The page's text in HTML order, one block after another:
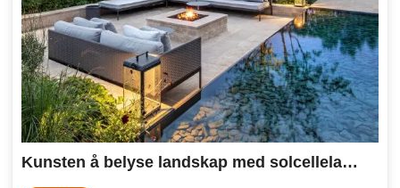
Kunsten å belyse landskap med solcellelamper